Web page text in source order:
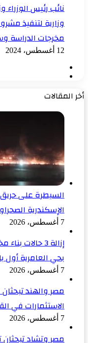
نائب رئيس
وزارية لتنفيذ
مخرجات الدراسة
12 أغسطس، 2024
أخر المقالات
السيطرة على
الإسكندرية
7 أغسطس، 2026
إزالة 3
بحي العامرية أول
7 أغسطس، 2026
مصر والهند
الاستثمارات في
7 أغسطس، 2026
مصر وتشاد تبحثان